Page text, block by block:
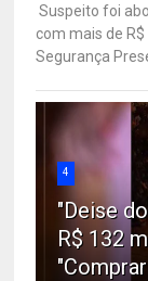
Suspeito foi
com mais de
Segurança
4
"Deise
R$ 132